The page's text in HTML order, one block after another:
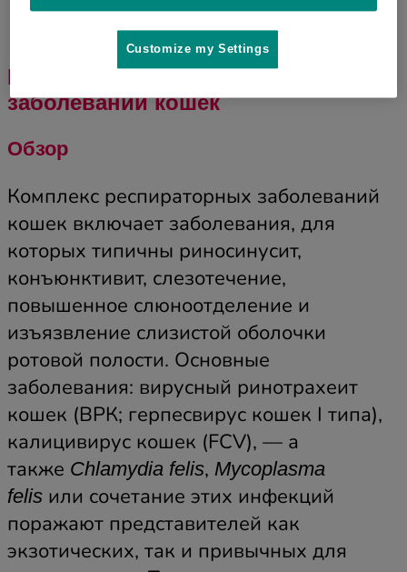
Комплекс респираторных
заболеваний кошек
Обзор
Комплекс респираторных заболеваний
кошек включает заболевания, для
которых типичны риносинусит,
конъюнктивит, слезотечение,
повышенное слюноотделение и
изъязвление слизистой оболочки
ротовой полости. Основные
заболевания: вирусный ринотрахеит
кошек (ВРК; герпесвирус кошек I типа),
калицивирус кошек (FCV), — а
также Chlamydia felis, Mycoplasma
felis или сочетание этих инфекций
поражают представителей как
экзотических, так и привычных для
Customize my Settings